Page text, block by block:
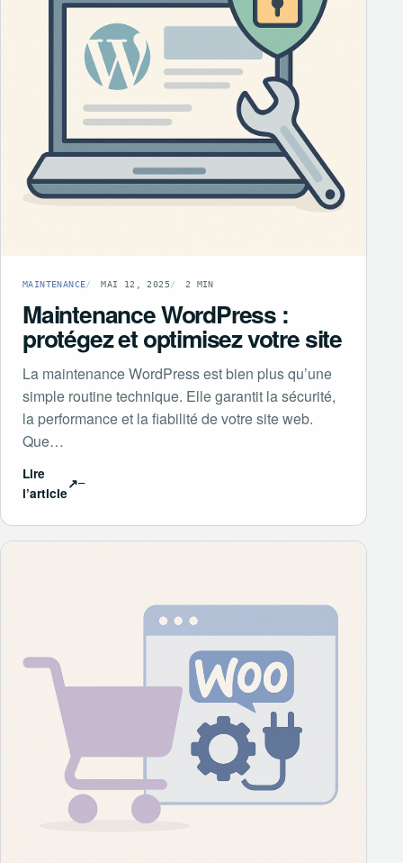
MAINTENANCE MAI 12, 2025 2 MIN
Maintenance WordPress :
protégez et optimisez votre site
La maintenance WordPress est bien plus qu’une
simple routine technique. Elle garantit la sécurité,
la performance et la fiabilité de votre site web.
Que…
Lire
l’article
↗